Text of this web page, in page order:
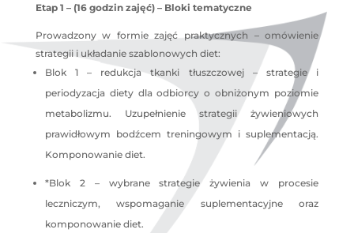
Etap 1 – (16 godzin zajęć) – Bloki tematyczne
Prowadzony w formie zajęć praktycznych – omówienie
strategii i układanie szablonowych diet:
Blok 1 – redukcja tkanki tłuszczowej – strategie i
periodyzacja diety dla odbiorcy o obniżonym poziomie
metabolizmu. Uzupełnienie strategii żywieniowych
prawidłowym bodźcem treningowym i suplementacją.
Komponowanie diet.
*Blok 2 – wybrane strategie żywienia w procesie
leczniczym, wspomaganie suplementacyjne oraz
komponowanie diet.